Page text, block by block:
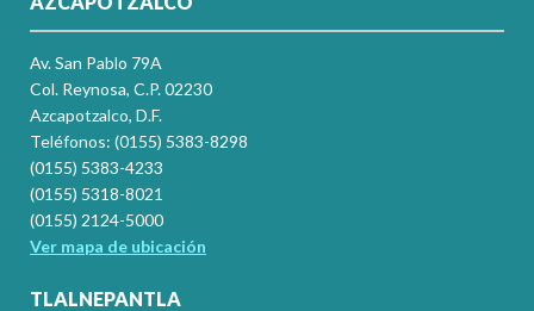
Av. San Pablo 79A
Col. Reynosa, C.P. 02230
Azcapotzalco, D.F.
Teléfonos: (0155) 5383-8298
(0155) 5383-4233
(0155) 5318-8021
(0155) 2124-5000
Ver mapa de ubicación
TLALNEPANTLA